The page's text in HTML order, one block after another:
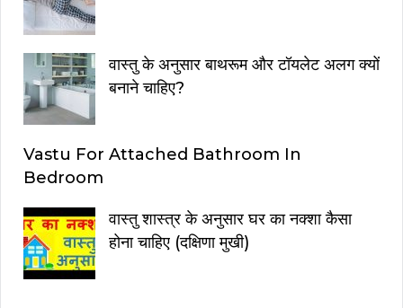
वास्तु के अनुसार बाथरूम और टॉयलेट अलग क्यों
बनाने चाहिए?
Vastu For Attached Bathroom In
Bedroom
वास्तु शास्त्र के अनुसार घर का नक्शा कैसा
होना चाहिए (दक्षिणा मुखी)